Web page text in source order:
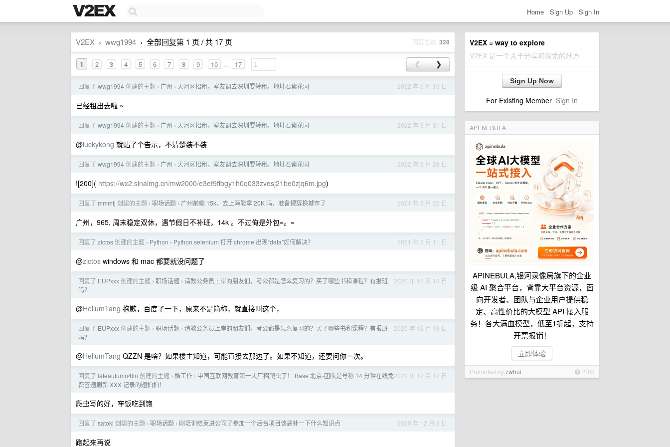
Home Sign Up Sign In
V2EX = way to explore
V2EX 是一个关于分享和探索的地方
Sign Up Now
For Existing Member Sign In
APENEBULA
APINEBULA,银河录像局旗下的企业
级 AI 聚合平台，背靠大平台资源，面
向开发者、团队与企业用户提供稳
定、高性价比的大模型 API 接入服
务！各大满血模型，低至1折起，支持
开票报销！
立即体验
Promoted byzwhui PRO
V2EX › wwg1994 › 全部回复第 1 页 / 共 17 页 回复总数 328
1 2 3 4 5 6 7 8 9 10 ... 17 ❮ ❯
2022 年 6 月 19 日
回复了 wwg1994创建的主题 › 广州 › 天河区招租，室友调去深圳要转租。地址君紫花园
已经租出去啦 ~
2022 年 3 月 31 日
回复了 wwg1994创建的主题 › 广州 › 天河区招租，室友调去深圳要转租。地址君紫花园
@luckykong 就贴了个告示，不清楚装不装
2022 年 3 月 28 日
回复了 wwg1994创建的主题 › 广州 › 天河区招租，室友调去深圳要转租。地址君紫花园
![200]( https://wx2.sinaimg.cn/mw2000/e3ef9ffbgy1h0q033zvesj21be0zjq6m.jpg)
2021 年 3 月 22 日
回复了 mmmfj 创建的主题 › 职场话题 › 广州前端 15k，去上海能拿 20K 吗，准备裸辞换城市了
广州，965, 周末稳定双休，遇节假日不补班，14k 。不过俺是外包=。=
2021 年 3 月 11 日
回复了 zictos创建的主题 › Python › Python selenium 打开 chrome 出现“data”如何解决？
@zictos windows 和 mac 都要就没问题了
2020 年 12 月 18 日
回复了 EUPxxx创建的主题 › 职场话题 › 请教公务员上岸的朋友们，考公都是怎么复习的？买了哪些书和课程？有报班
吗？
@HeliumTang 抱歉，百度了一下，原来不是简称，就直接叫这个，
2020 年 12 月 18 日
回复了 EUPxxx创建的主题 › 职场话题 › 请教公务员上岸的朋友们，考公都是怎么复习的？买了哪些书和课程？有报班
吗？
@HeliumTang QZZN 是啥？如果楼主知道，可能直接去那边了。如果不知道，还要问你一次。
2020 年 12 月 12 日
回复了 lateautumn4lin 创建的主题 › 酷工作 › 中国互联网教育第一大厂招爬虫了！ Base 北京-团队是号称 14 分钟在线免
费答题刷新 XXX 记录的题拍拍！
爬虫写的好，牢饭吃到饱
2020 年 12 月 8 日
回复了 satoki 创建的主题 › 职场话题 › 刚培训结束进公司了参加一个后台项目该恶补一下什么知识点
跑起来再说